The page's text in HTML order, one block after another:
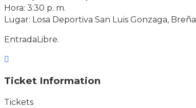
Hora: 3:30 p. m.
Lugar: Losa Deportiva San Luis Gonzaga, Breña
EntradaLibre.
Ticket Information
Tickets